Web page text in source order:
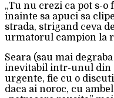
„Tu nu crezi ca pot s-o
inainte sa apuci sa
strada, strigand ceva
urmatorul campion la
Seara (sau mai
inevitabil intr-unul din
urgente, fie cu o
daca ai noroc, cu